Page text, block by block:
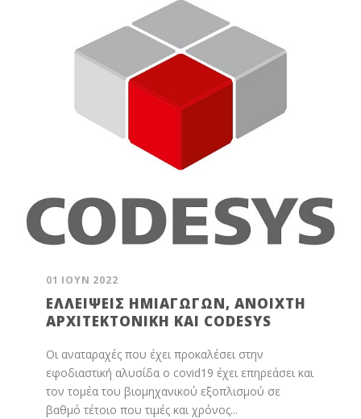
01 ΙΟΎΝ 2022
ΕΛΛΕΊΨΕΙΣ ΗΜΙΑΓΩΓΏΝ, ΑΝΟΙΧΤΉ
ΑΡΧΙΤΕΚΤΟΝΙΚΉ ΚΑΙ CODESYS
Οι αναταραχές που έχει προκαλέσει στην
εφοδιαστική αλυσίδα ο covid19 έχει επηρεάσει και
τον τομέα του βιομηχανικού εξοπλισμού σε
βαθμό τέτοιο που τιμές και χρόνος...